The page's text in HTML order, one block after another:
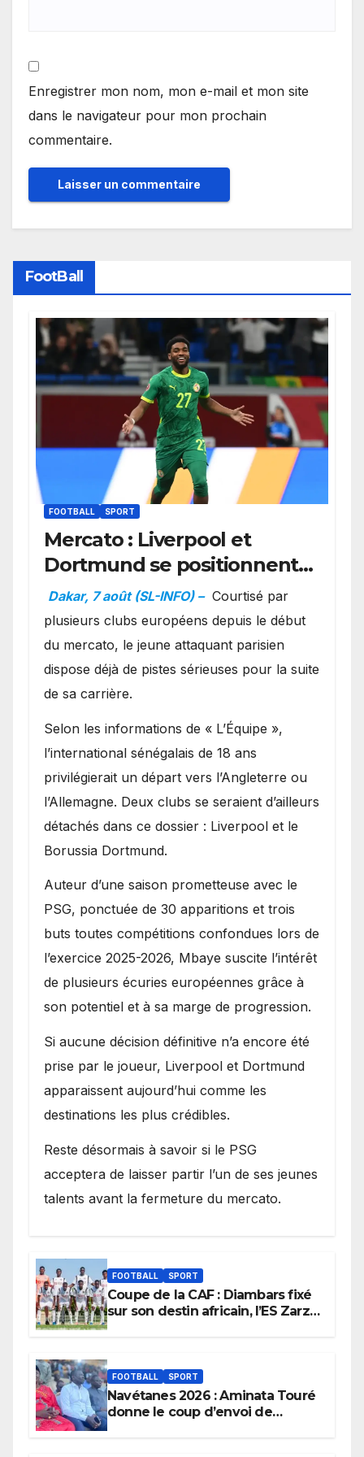
Enregistrer mon nom, mon e-mail et mon site
dans le navigateur pour mon prochain
commentaire.
FootBall
FOOTBALL SPORT
Mercato : Liverpool et
Dortmund se positionnent
en favoris pour recruter
Ibrahim Mbaye
Dakar, 7 août (SL-INFO) – Courtisé par
plusieurs clubs européens depuis le début
du mercato, le jeune attaquant parisien
dispose déjà de pistes sérieuses pour la suite
de sa carrière.
Selon les informations de « L’Équipe »,
l’international sénégalais de 18 ans
privilégierait un départ vers l’Angleterre ou
l’Allemagne. Deux clubs se seraient d’ailleurs
détachés dans ce dossier : Liverpool et le
Borussia Dortmund.
Auteur d’une saison prometteuse avec le
PSG, ponctuée de 30 apparitions et trois
buts toutes compétitions confondues lors de
l’exercice 2025-2026, Mbaye suscite l’intérêt
de plusieurs écuries européennes grâce à
son potentiel et à sa marge de progression.
Si aucune décision définitive n’a encore été
prise par le joueur, Liverpool et Dortmund
apparaissent aujourd’hui comme les
destinations les plus crédibles.
Reste désormais à savoir si le PSG
acceptera de laisser partir l’un de ses jeunes
talents avant la fermeture du mercato.
FOOTBALL SPORT
Coupe de la CAF : Diambars fixé
sur son destin africain, l’ES Zarzis
FOOTBALL SPORT
Navétanes 2026 : Aminata Touré
donne le coup d’envoi de